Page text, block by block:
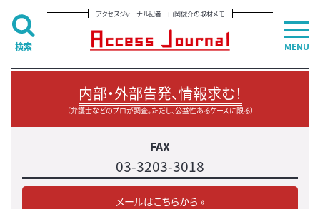
アクセスジャーナル記者 山岡俊介の取材メモ
内部・外部告発、情報求む！
（弁護士などのプロが調査。ただし、公益性あるケースに限る）
FAX
03-3203-3018
メールはこちらから »
MENU
検索